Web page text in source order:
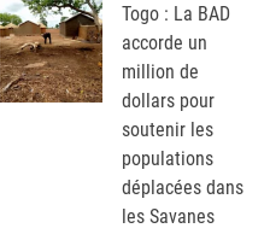
Togo : La BAD
accorde un
million de
dollars pour
soutenir les
populations
déplacées dans
les Savanes